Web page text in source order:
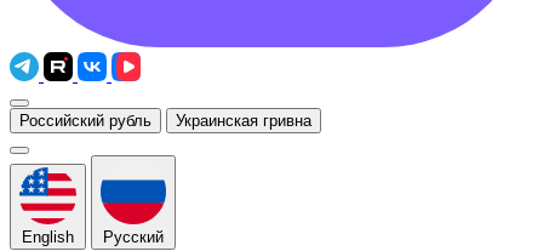
Российский рубль Украинская гривна
English Русский